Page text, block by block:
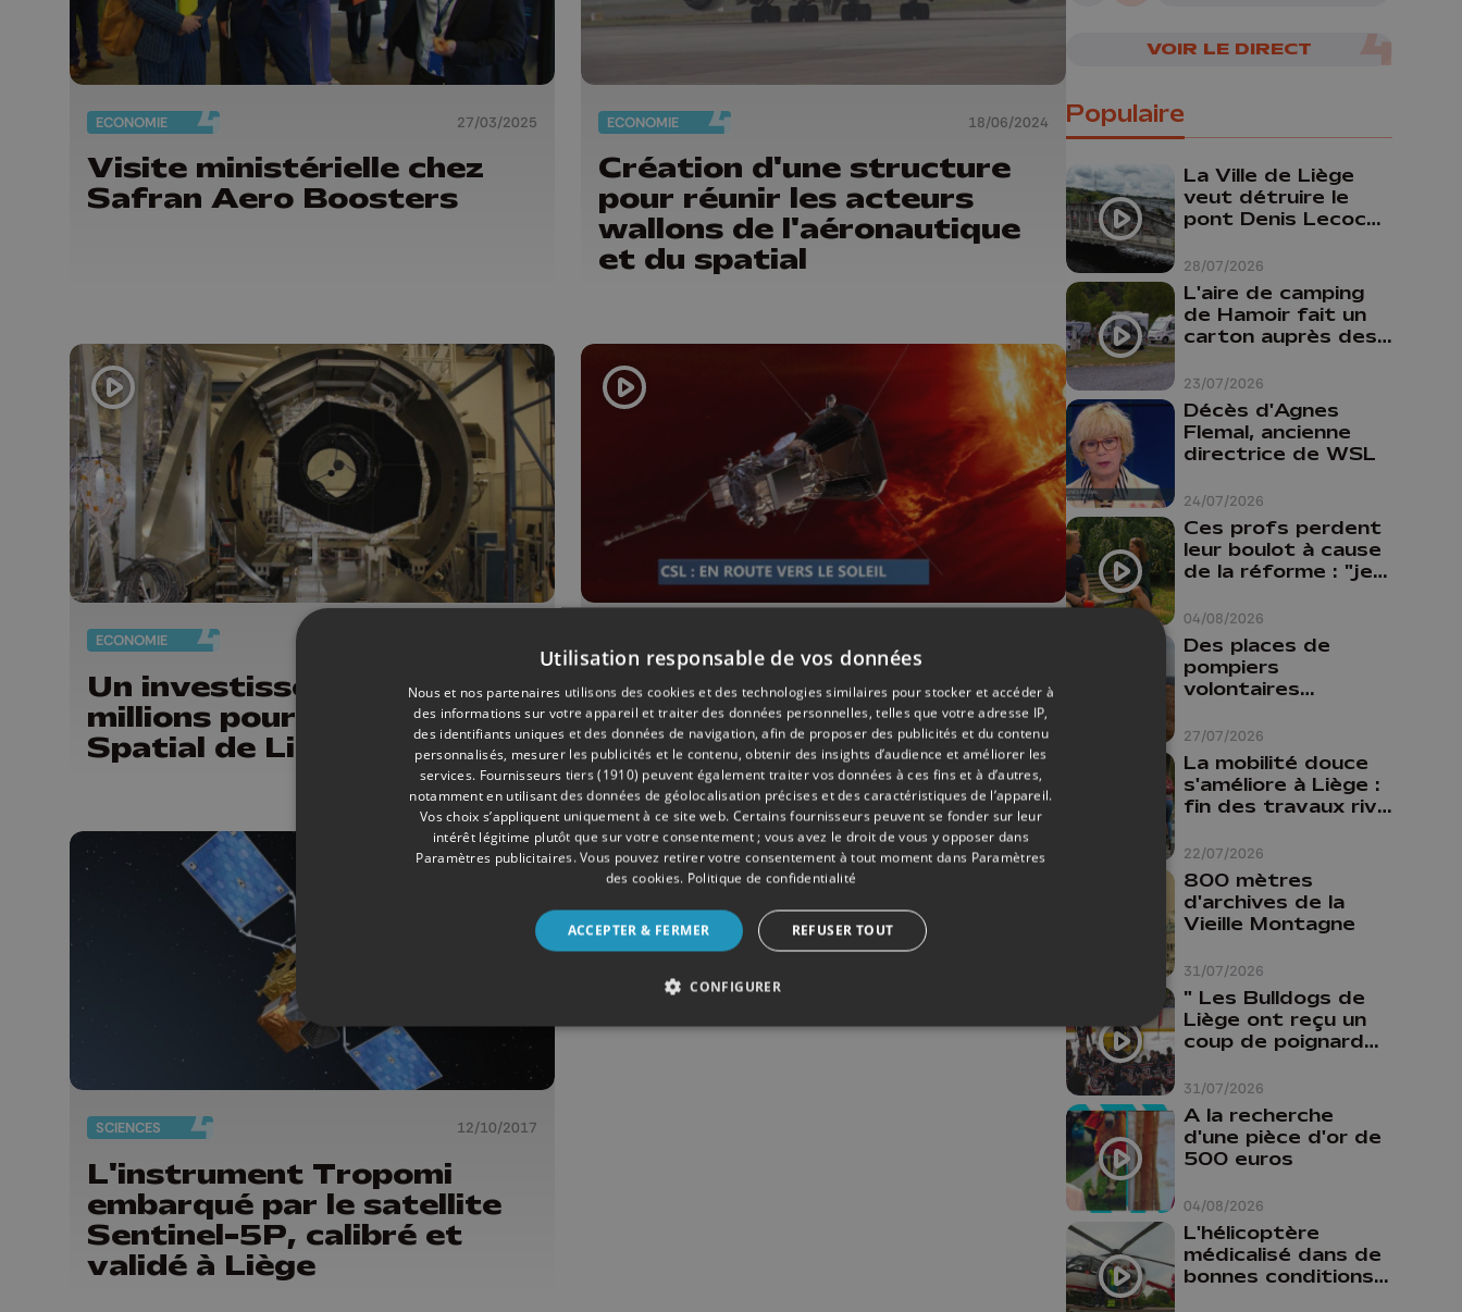
ECONOMIE 27/03/2025
Visite ministérielle chez
Safran Aero Boosters
ECONOMIE 18/06/2024
Création d'une structure
pour réunir les acteurs
wallons de l'aéronautique
et du spatial
ECONOMIE
Un investissement de 25
millions pour le Centre
Spatial de Liège
Le centre spatial de Liège
en route vers le soleil
SCIENCES 12/10/2017
L'instrument Tropomi
embarqué par le satellite
Sentinel-5P, calibré et
validé à Liège
VOIR LE DIRECT
Populaire
28/07/2026
La Ville de Liège
veut détruire le
pont Denis Lecocq
budget pour le
faire
23/07/2026
L'aire de camping
de Hamoir fait un
carton auprès des
24/07/2026
Décès d'Agnes
Flemal, ancienne
directrice de WSL
04/08/2026
Ces profs perdent
leur boulot à cause
de la réforme : "je
comme prof que
comme
pharmacienne"
27/07/2026
Des places de
pompiers
volontaires
province de Liège :
"Un citoyen qui
n'est formé ne
peut pas nous
aider"
22/07/2026
La mobilité douce
s'améliore à Liège :
fin des travaux rive
cyclo-piétonnes
Avroy et
Guillemins...
31/07/2026
800 mètres
d'archives de la
Vieille Montagne
31/07/2026
" Les Bulldogs de
Liège ont reçu un
coup de poignard
04/08/2026
A la recherche
d'une pièce d'or de
500 euros
L'hélicoptère
médicalisé dans de
bonnes conditions à
Utilisation responsable de vos données
Nous et nos partenaires utilisons des cookies et des technologies similaires pour stocker et accéder à
des informations sur votre appareil et traiter des données personnelles, telles que votre adresse IP,
des identifiants uniques et des données de navigation, afin de proposer des publicités et du contenu
personnalisés, mesurer les publicités et le contenu, obtenir des insights d’audience et améliorer les
services. Fournisseurs tiers (1910) peuvent également traiter vos données à ces fins et à d’autres,
notamment en utilisant des données de géolocalisation précises et des caractéristiques de l’appareil.
Vos choix s’appliquent uniquement à ce site web. Certains fournisseurs peuvent se fonder sur leur
intérêt légitime plutôt que sur votre consentement ; vous avez le droit de vous y opposer dans
Paramètres publicitaires. Vous pouvez retirer votre consentement à tout moment dans Paramètres
des cookies. Politique de confidentialité
ACCEPTER & FERMER REFUSER TOUT
CONFIGURER